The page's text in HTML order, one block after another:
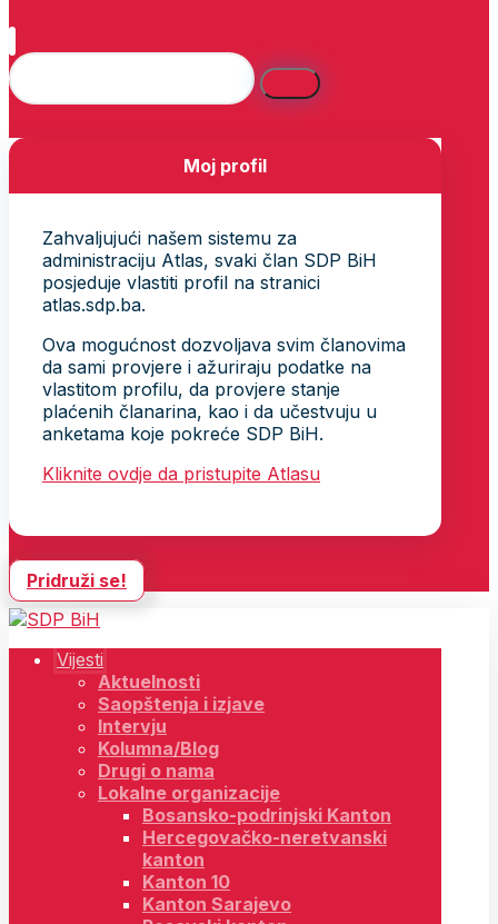
Moj profil
Zahvaljujući našem sistemu za
administraciju Atlas, svaki član SDP BiH
posjeduje vlastiti profil na stranici
atlas.sdp.ba.
Ova mogućnost dozvoljava svim članovima
da sami provjere i ažuriraju podatke na
vlastitom profilu, da provjere stanje
plaćenih članarina, kao i da učestvuju u
anketama koje pokreće SDP BiH.
Kliknite ovdje da pristupite Atlasu
Pridruži se!
Vijesti
Aktuelnosti
Saopštenja i izjave
Intervju
Kolumna/Blog
Drugi o nama
Lokalne organizacije
Bosansko-podrinjski Kanton
Hercegovačko-neretvanski
kanton
Kanton 10
Kanton Sarajevo